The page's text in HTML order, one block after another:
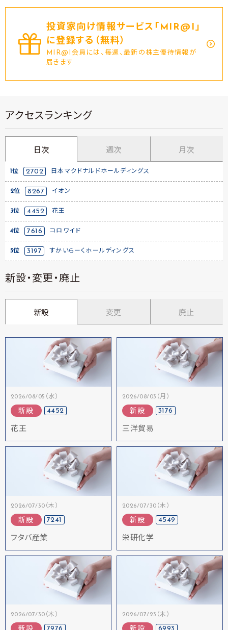
投資家向け情報サービス｢MIR@I｣
に登録する（無料）
MIR@I会員には、毎週、最新の株主優待情報が
届きます
アクセスランキング
日次 週次 月次
1位 2702 日本マクドナルドホールディングス
2位 8267 イオン
3位 4452 花王
4位 7616 コロワイド
5位 3197 すかいらーくホールディングス
新設・変更・廃止
新設 変更 廃止
2026/08/05（水）
新設 4452
花王
2026/08/03（月）
新設 3176
三洋貿易
2026/07/30（木）
新設 7241
フタバ産業
2026/07/30（木）
新設 4549
栄研化学
2026/07/30（木） 2026/07/23（木）